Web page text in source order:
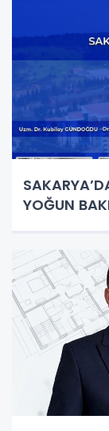
YOĞUN